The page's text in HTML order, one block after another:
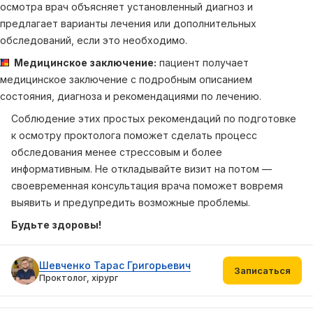
осмотра врач объясняет установленный диагноз и
предлагает варианты лечения или дополнительных
обследований, если это необходимо.
Медицинское заключение: пациент получает
медицинское заключение с подробным описанием
состояния, диагноза и рекомендациями по лечению.
Соблюдение этих простых рекомендаций по подготовке
к осмотру проктолога поможет сделать процесс
обследования менее стрессовым и более
информативным. Не откладывайте визит на потом —
своевременная консультация врача поможет вовремя
выявить и предупредить возможные проблемы.
Будьте здоровы!
Шевченко Тарас Григорьевич
Проктолог, хірург
Записаться